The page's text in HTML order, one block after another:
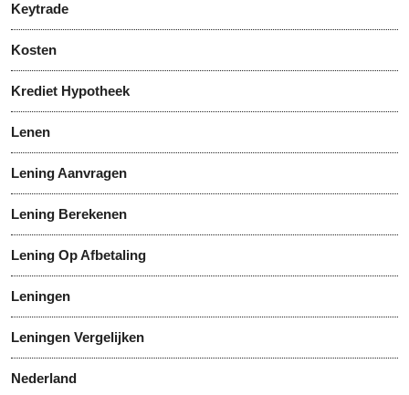
Keytrade
Kosten
Krediet Hypotheek
Lenen
Lening Aanvragen
Lening Berekenen
Lening Op Afbetaling
Leningen
Leningen Vergelijken
Nederland